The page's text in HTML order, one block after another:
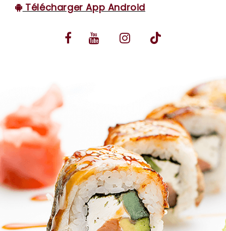
VOS AVIS
MENTIONS LÉGALES
Télécharger App Android